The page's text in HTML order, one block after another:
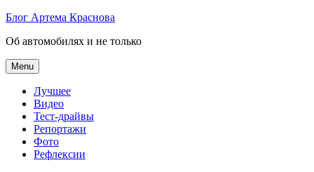
Skip
content
Блог Артема Краснова
Об автомобилях и не только
Menu
Лучшее
Видео
Тест-драйвы
Репортажи
Фото
Рефлексии